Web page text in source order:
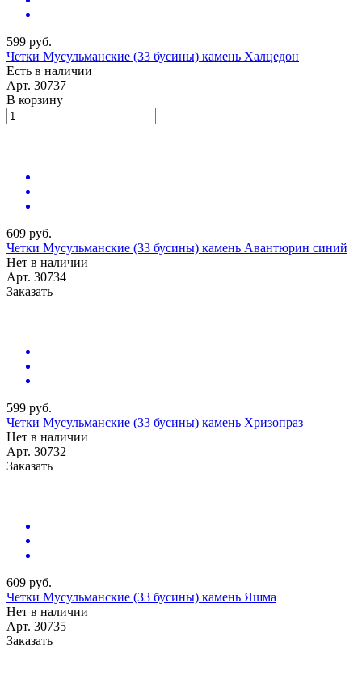
599 руб.
Четки Мусульманские (33 бусины) камень Халцедон
Есть в наличии
Арт. 30737
В корзину
609 руб.
Четки Мусульманские (33 бусины) камень Авантюрин синий
Нет в наличии
Арт. 30734
Заказать
599 руб.
Четки Мусульманские (33 бусины) камень Хризопраз
Нет в наличии
Арт. 30732
Заказать
609 руб.
Четки Мусульманские (33 бусины) камень Яшма
Нет в наличии
Арт. 30735
Заказать